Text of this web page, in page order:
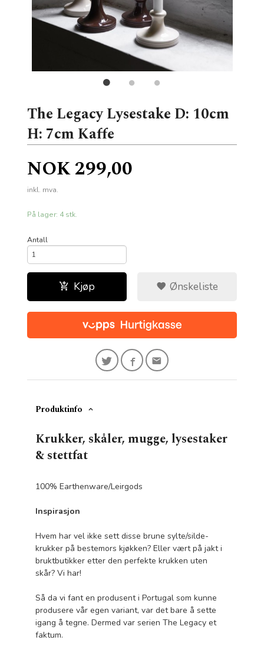
The Legacy Lysestake D: 10cm
H: 7cm Kaffe
Pris
NOK299,00
inkl. mva.
På lager: 4 stk.
Antall
Kjøp Ønskeliste
Produktinfo
Krukker, skåler, mugge, lysestaker
& stettfat
100% Earthenware/Leirgods
Inspirasjon
Hvem har vel ikke sett disse brune sylte/silde-
krukker på bestemors kjøkken? Eller vært på jakt i
bruktbutikker etter den perfekte krukken uten
skår? Vi har!
Så da vi fant en produsent i Portugal som kunne
produsere vår egen variant, var det bare å sette
igang å tegne. Dermed var serien The Legacy et
faktum.